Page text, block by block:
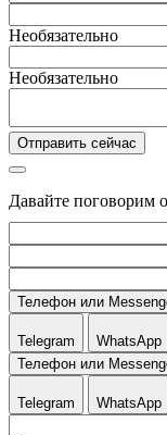
Необязательно
Необязательно
Отправить сейчас
Давайте поговорим
Телефон или
Telegram WhatsApp
Телефон или
Telegram WhatsApp